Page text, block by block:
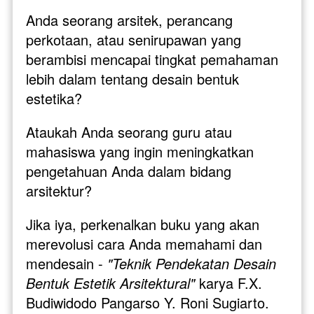
Anda seorang arsitek, perancang
perkotaan, atau senirupawan yang
berambisi mencapai tingkat pemahaman
lebih dalam tentang desain bentuk
estetika?
Ataukah Anda seorang guru atau
mahasiswa yang ingin meningkatkan
pengetahuan Anda dalam bidang
arsitektur?
Jika iya, perkenalkan buku yang akan
merevolusi cara Anda memahami dan
mendesain - "Teknik Pendekatan Desain
Bentuk Estetik Arsitektural" karya F.X.
Budiwidodo Pangarso Y. Roni Sugiarto.